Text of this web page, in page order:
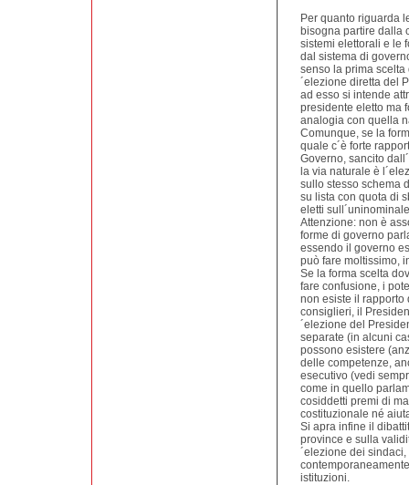
Per quanto riguarda
bisogna partire dalla
sistemi elettorali e le
dal sistema di
senso la prima
´elezione diretta del
ad esso si intende
presidente eletto ma
analogia con quella
Comunque, se la
quale c´è forte
Governo, sancito
la via naturale è
sullo stesso schema
su lista con quota di
eletti
Attenzione: non è
forme di governo
essendo il governo
può fare moltissimo,
Se la forma scelta
fare confusione, i
non esiste il rapporto
consiglieri, il
´elezione del
separate (in alcuni
possono esistere
delle competenze,
esecutivo (vedi
come in quello
cosiddetti premi di
costituzionale né
Si apra infine il
province e sulla
´elezione dei
istituzioni.